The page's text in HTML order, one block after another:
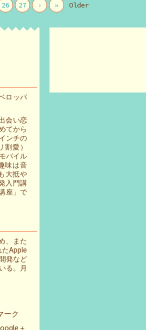
26 27 › » Older
ロッパ
会い恋
てから
ンチの
愛）
バイル
味は音
大抵や
入門講
座」で
、また
Apple
発など
る。月
ーク
＋